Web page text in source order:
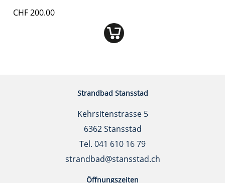
CHF 200.00
Strandbad Stansstad
Kehrsitenstrasse 5
6362 Stansstad
Tel. 041 610 16 79
strandbad@stansstad.ch
Öffnungszeiten